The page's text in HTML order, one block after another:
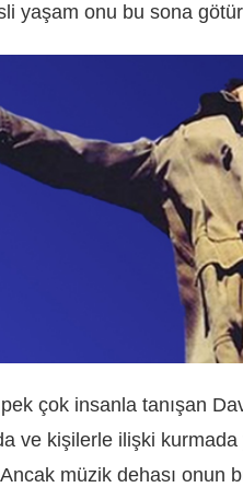
yaşam onu bu sona
çok insanla tanışan
ve kişilerle ilişki kurmada
müzik dehası onun